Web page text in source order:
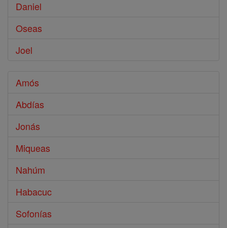
Daniel
Oseas
Joel
Amós
Abdías
Jonás
Miqueas
Nahúm
Habacuc
Sofonías